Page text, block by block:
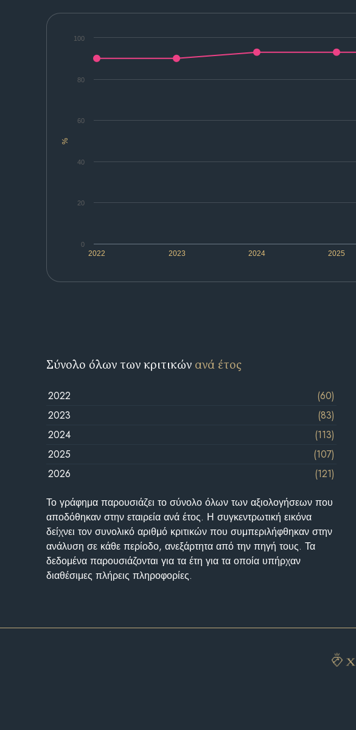
%
2022 2023 2024 2025
0
20
40
60
80
100
Σύνολο όλων των κριτικών ανά έτος
2022
(60)
2023
(83)
2024
(113)
2025
(107)
2026
(121)
Το γράφημα παρουσιάζει το σύνολο όλων των αξιολογήσεων που
αποδόθηκαν στην εταιρεία ανά έτος. Η συγκεντρωτική εικόνα
δείχνει τον συνολικό αριθμό κριτικών που συμπεριλήφθηκαν στην
ανάλυση σε κάθε περίοδο, ανεξάρτητα από την πηγή τους. Τα
δεδομένα παρουσιάζονται για τα έτη για τα οποία υπήρχαν
διαθέσιμες πλήρεις πληροφορίες.